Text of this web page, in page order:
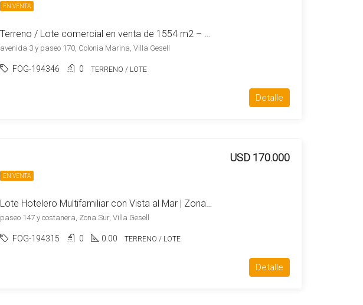
EN VENTA
Terreno / Lote comercial en venta de 1554 m2 – Colonia Marina
avenida 3 y paseo 170, Colonia Marina, Villa Gesell
FOG-194346 0 TERRENO / LOTE
Detalle
EN VENTA
Lote Hotelero Multifamiliar con Vista al Mar | Zona de Alto Crecimiento
USD 170.000
paseo 147 y costanera, Zona Sur, Villa Gesell
FOG-194315 0 0.00 TERRENO / LOTE
Detalle